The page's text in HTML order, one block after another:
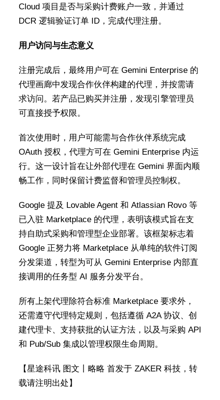
Cloud 项目是否与采购计费账户一致，并通过
DCR 逻辑验证订单 ID，完成代理注册。
用户访问与生态意义
注册完成后，最终用户可在 Gemini Enterprise 的
代理画廊中发现合作伙伴构建的代理，并按需请
求访问。若产品已购买并注册，发现引擎管理员
可直接授予权限。
首次使用时，用户可能需与合作伙伴系统完成
OAuth 授权，代理方可在 Gemini Enterprise 内运
行。这一设计旨在让外部代理在 Gemini 界面内顺
畅工作，同时保留计费监督和管理员控制权。
Google 提及 Lovable Agent 和 Atlassian Rovo 等
已入驻 Marketplace 的代理，表明该模式旨在支
持自助式采购和管理型企业部署。该框架标志着
Google 正努力将 Marketplace 从单纯的软件订阅
分发渠道，转型为可从 Gemini Enterprise 内部直
接调用的任务型 AI 服务分发平台。
所有上架代理除符合标准 Marketplace 要求外，
还需遵守代理特定规则，包括遵循 A2A 协议、创
建代理卡、支持获批的认证方法，以及与采购 API
和 Pub/Sub 集成以管理权限生命周期。
【星途科讯 图文丨略略 首发于 ZAKER 科技，转
载请注明出处】